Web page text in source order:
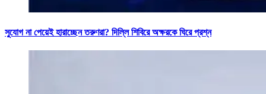
সুযোগ না পেয়েই হারাচ্ছেন তরুণরা? দিল্লি শিবিরে অক্ষরকে ঘিরে প্রশ্ন